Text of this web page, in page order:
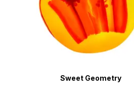
Sweet Geometry